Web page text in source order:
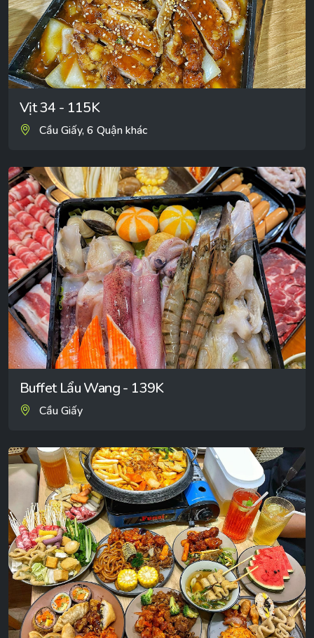
Vịt 34 - 115K
Cầu Giấy, 6 Quận khác
Buffet Lẩu Wang - 139K
Cầu Giấy